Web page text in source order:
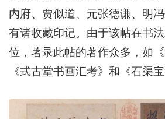
内府、贾似道、元张德谦、明
有诸收藏印记。由于该帖在书
位，著录此帖的著作众多，如《
《式古堂书画汇考》和《石渠宝